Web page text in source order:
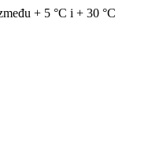
+ 5 °C i + 30 °C